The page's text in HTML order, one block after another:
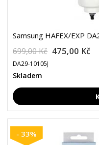
Samsung HAFEX/EXP
699,00 Kč 475,00 Kč
DA29-10105J
Skladem
- 33%